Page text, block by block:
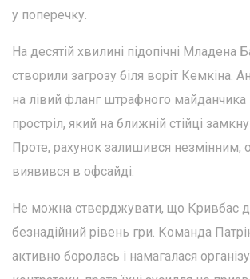
у поперечку.
На десятій хвилині підопічні Младена
створили загрозу біля воріт Кемкіна.
на лівий фланг штрафного майданчика
простріл, який на ближній стійці
Проте, рахунок залишився незмінним,
виявився в офсайді.
Не можна стверджувати, що Кривбас
безнадійний рівень гри. Команда
активно боролась і намагалася